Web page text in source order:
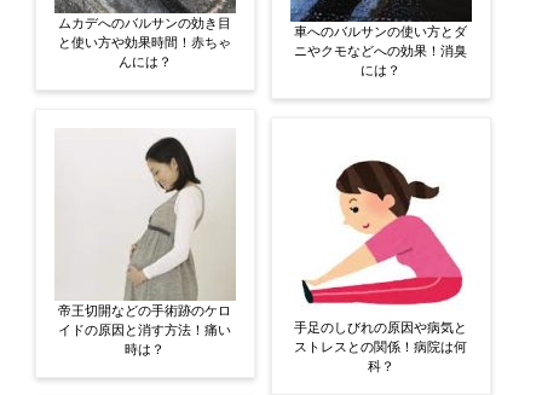
ムカデへのバルサンの効き目
と使い方や効果時間！赤ちゃ
んには？
帝王切開などの手術跡のケロ
イドの原因と消す方法！痛い
時は？
車へのバルサンの使い方とダ
ニやクモなどへの効果！消臭
には？
手足のしびれの原因や病気と
ストレスとの関係！病院は何
科？